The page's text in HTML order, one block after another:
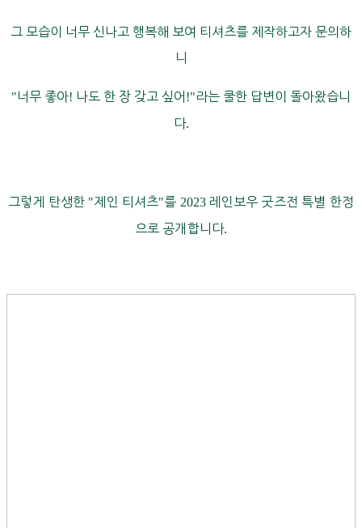
그 모습이 너무 신나고 행복해 보여 티셔츠를 제작하고자 문의하
니
"너무 좋아! 나도 한 장 갖고 싶어 !"라는 쿨한 답변이 돌아왔습니
다.
그렇게 탄생한 "제인 티셔츠"를 2023 레인보우 굿즈전 특별 한정
으로 공개합니다.